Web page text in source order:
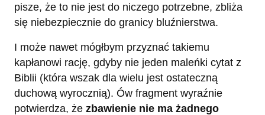
pisze, że to nie jest do niczego potrzebne, zbliża
się niebezpiecznie do granicy bluźnierstwa.
I może nawet mógłbym przyznać takiemu
kapłanowi rację, gdyby nie jeden maleńki cytat z
Biblii (która wszak dla wielu jest ostateczną
duchową wyrocznią). Ów fragment wyraźnie
potwierdza, że zbawienie nie ma żadnego